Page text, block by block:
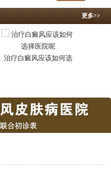
更多>>
治疗白癜风应该如何选